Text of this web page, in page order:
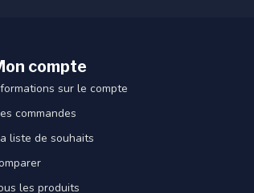
compte
sur le compte
commandes
liste de souhaits
les produits